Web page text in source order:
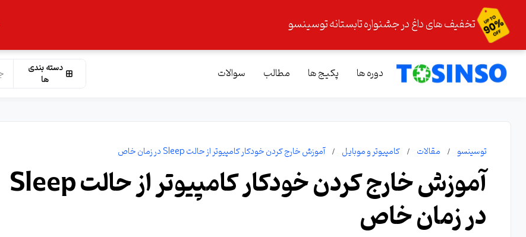
تخفیف های داغ در جشنواره تابستانه توسینسو
دوره ها پکیج ها مطالب سوالات
دسته بندی
ها
توسینسو مقالات کامپیوتر و موبایل آموزش خارج کردن خودکار کامپیوتر از حالت Sleep در زمان خاص
آموزش خارج کردن خودکار کامپیوتر از حالت Sleep
در زمان خاص